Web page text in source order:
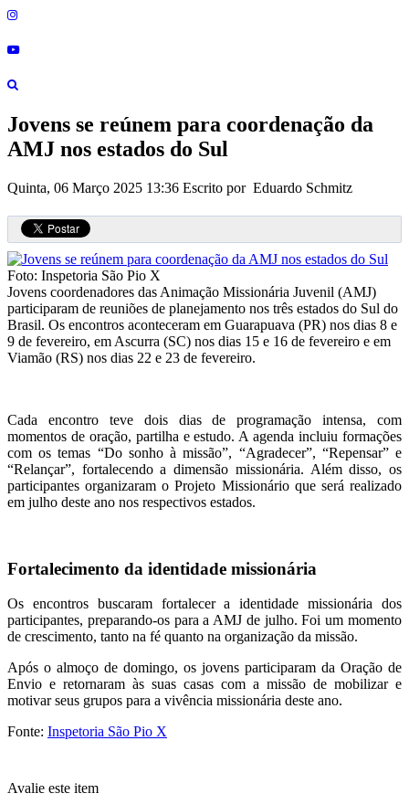
Jovens se reúnem para coordenação da
AMJ nos estados do Sul
Quinta, 06 Março 2025 13:36 Escrito por Eduardo Schmitz
Foto: Inspetoria São Pio X
Jovens coordenadores das Animação Missionária Juvenil (AMJ)
participaram de reuniões de planejamento nos três estados do Sul do
Brasil. Os encontros aconteceram em Guarapuava (PR) nos dias 8 e
9 de fevereiro, em Ascurra (SC) nos dias 15 e 16 de fevereiro e em
Viamão (RS) nos dias 22 e 23 de fevereiro.
Cada encontro teve dois dias de programação intensa, com
momentos de oração, partilha e estudo. A agenda incluiu formações
com os temas “Do sonho à missão”, “Agradecer”, “Repensar” e
“Relançar”, fortalecendo a dimensão missionária. Além disso, os
participantes organizaram o Projeto Missionário que será realizado
em julho deste ano nos respectivos estados.
Fortalecimento da identidade missionária
Os encontros buscaram fortalecer a identidade missionária dos
participantes, preparando-os para a AMJ de julho. Foi um momento
de crescimento, tanto na fé quanto na organização da missão.
Após o almoço de domingo, os jovens participaram da Oração de
Envio e retornaram às suas casas com a missão de mobilizar e
motivar seus grupos para a vivência missionária deste ano.
Fonte: Inspetoria São Pio X
Avalie este item